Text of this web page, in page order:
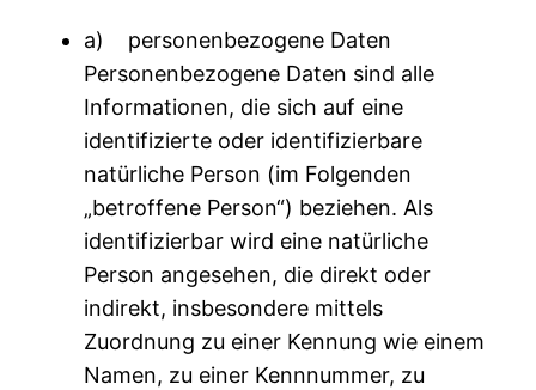
a) personenbezogene Daten
Personenbezogene Daten sind alle
Informationen, die sich auf eine
identifizierte oder identifizierbare
natürliche Person (im Folgenden
„betroffene Person“) beziehen. Als
identifizierbar wird eine natürliche
Person angesehen, die direkt oder
indirekt, insbesondere mittels
Zuordnung zu einer Kennung wie einem
Namen, zu einer Kennnummer, zu